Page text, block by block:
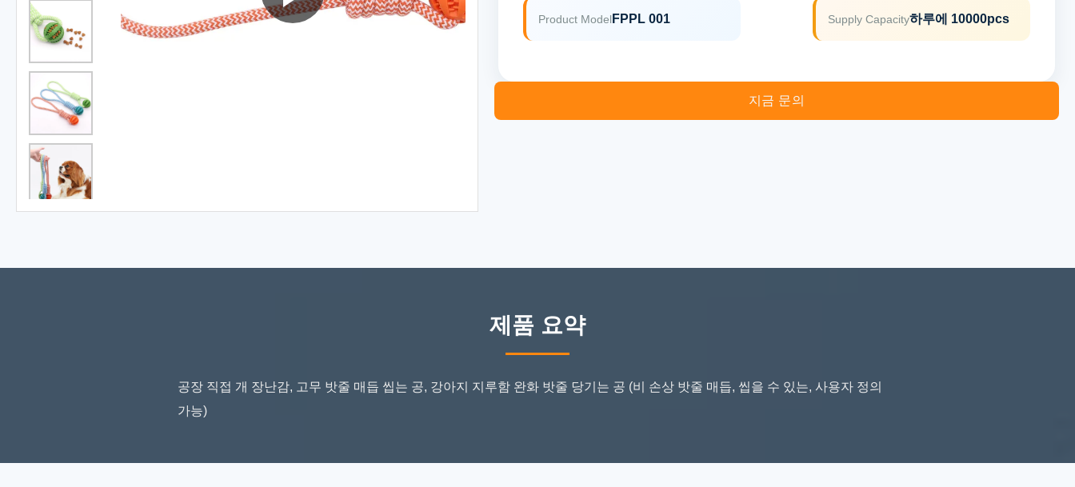
Product Model FPPL 001 Supply Capacity하루에 10000pcs
지금 문의
제품 요약
공장 직접 개 장난감, 고무 밧줄 매듭 씹는 공, 강아지 지루함 완화 밧줄 당기는 공 (비 손상 밧줄 매듭, 씹을 수 있는, 사용자 정의
가능)